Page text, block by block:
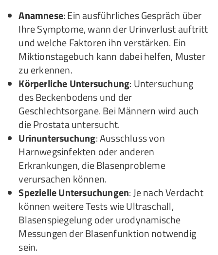
Anamnese: Ein ausführliches Gespräch über
Ihre Symptome, wann der Urinverlust auftritt
und welche Faktoren ihn verstärken. Ein
Miktionstagebuch kann dabei helfen, Muster
zu erkennen.
Körperliche Untersuchung: Untersuchung
des Beckenbodens und der
Geschlechtsorgane. Bei Männern wird auch
die Prostata untersucht.
Urinuntersuchung: Ausschluss von
Harnwegsinfekten oder anderen
Erkrankungen, die Blasenprobleme
verursachen können.
Spezielle Untersuchungen: Je nach Verdacht
können weitere Tests wie Ultraschall,
Blasenspiegelung oder urodynamische
Messungen der Blasenfunktion notwendig
sein.